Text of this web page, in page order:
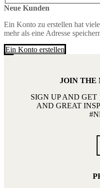
Neue Kunden
Ein Konto zu erstellen hat
mehr als eine Adresse
Ein Konto erstellen
JOIN THE
SIGN UP AND GET
AND GREAT